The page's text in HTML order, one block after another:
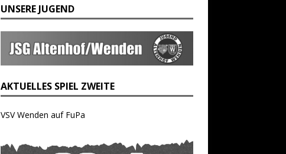
UNSERE JUGEND
AKTUELLES SPIEL ZWEITE
VSV Wenden auf FuPa